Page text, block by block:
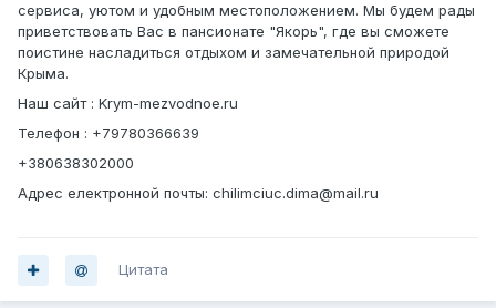
сервиса, уютом и удобным местоположением. Мы будем рады
приветствовать Вас в пансионате "Якорь", где вы сможете
поистине насладиться отдыхом и замечательной природой
Крымa.
Наш сайт : Krym-mezvodnoe.ru
Телефон : +79780366639
+380638302000
Адрес електронной почты: chilimciuc.dima@mail.ru
Цитата